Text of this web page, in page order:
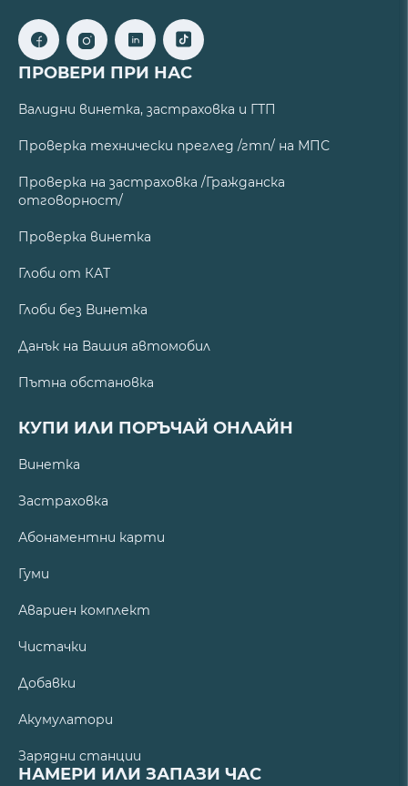
ПРОВЕРИ ПРИ НАС
Валидни винетка, застраховка и ГТП
Проверка технически преглед /гтп/ на МПС
Проверка на застраховка /Гражданска
отговорност/
Проверка винетка
Глоби от КАТ
Глоби без Винетка
Данък на Вашия автомобил
Пътна обстановка
КУПИ ИЛИ ПОРЪЧАЙ ОНЛАЙН
Винетка
Застраховка
Абонаментни карти
Гуми
Авариен комплект
Чистачки
Добавки
Акумулатори
Зарядни станции
НАМЕРИ ИЛИ ЗАПАЗИ ЧАС